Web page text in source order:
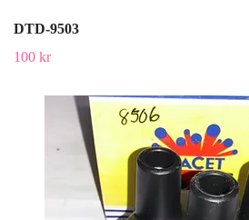
DTD-9503
100 kr